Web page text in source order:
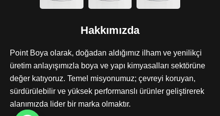
Hakkımızda
Point Boya olarak, doğadan aldığımız ilham ve yenilikçi
üretim anlayışımızla boya ve yapı kimyasalları sektörüne
değer katıyoruz. Temel misyonumuz; çevreyi koruyan,
sürdürülebilir ve yüksek performanslı ürünler geliştirerek
alanımızda lider bir marka olmaktır.